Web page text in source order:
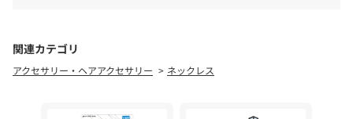
店舗へお問い合わせの際は、全国のUNITED ARROWS各店舗まで
下記の品名/品番をお申し付けください。
品名：UA STATION P/PL NL 品番：17336000067
関連カテゴリ
アクセサリー・ヘアアクセサリー ネックレス